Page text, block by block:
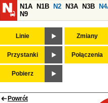
N1A
N1B N2 N3A N3B
N9
Linie Zmiany
Przystanki Połączenia
Pobierz
Powrót